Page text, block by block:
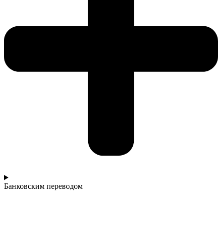
Банковским переводом